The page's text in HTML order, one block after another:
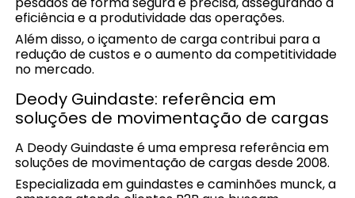
eficiência e a produtividade das operações.
Além disso, o içamento de carga contribui para a
redução de custos e o aumento da competitividade
no mercado.
Deody Guindaste: referência em
soluções de movimentação de cargas
A Deody Guindaste é uma empresa referência em
soluções de movimentação de cargas desde 2008.
Especializada em guindastes e caminhões munck, a